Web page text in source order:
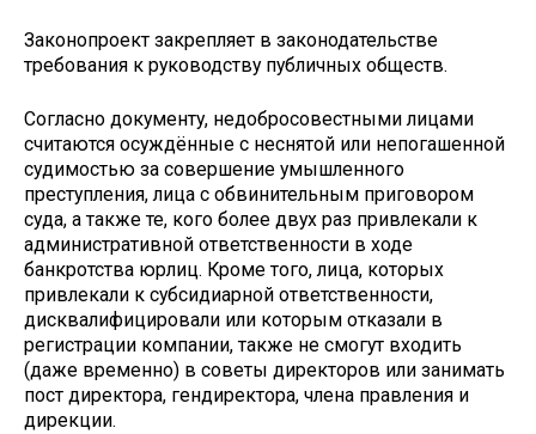
Законопроект закрепляет в законодательстве
требования к руководству публичных обществ.
Согласно документу, недобросовестными лицами
считаются осуждённые с неснятой или непогашенной
судимостью за совершение умышленного
преступления, лица с обвинительным приговором
суда, а также те, кого более двух раз привлекали к
административной ответственности в ходе
банкротства юрлиц. Кроме того, лица, которых
привлекали к субсидиарной ответственности,
дисквалифицировали или которым отказали в
регистрации компании, также не смогут входить
(даже временно) в советы директоров или занимать
пост директора, гендиректора, члена правления и
дирекции.